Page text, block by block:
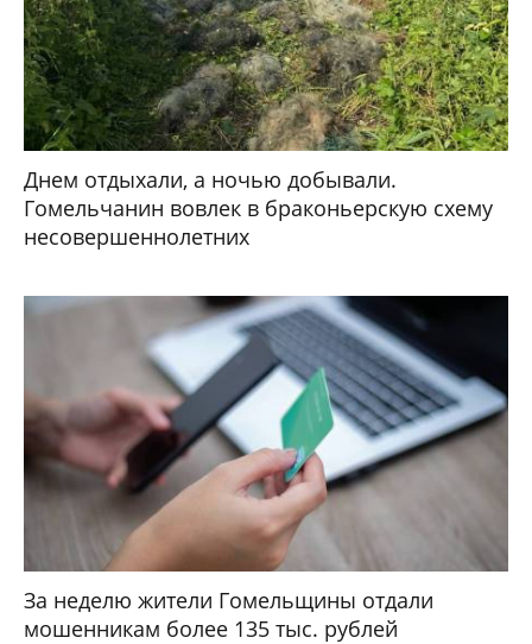
Днем отдыхали, а ночью добывали.
Гомельчанин вовлек в браконьерскую схему
несовершеннолетних
За неделю жители Гомельщины отдали
мошенникам более 135 тыс. рублей